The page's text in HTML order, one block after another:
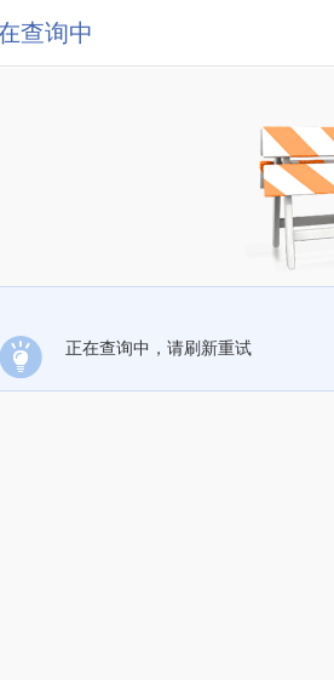
查询中
正在查询中，请刷新重试